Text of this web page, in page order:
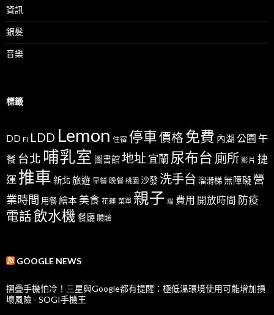
資訊
銀髮
音樂
標籤
DD FI LDD Lemon 住宿 停車價格 免費 內湖 公園 午
餐 台北 哺乳室 圖書館地址宜蘭尿布台 廁所 影片 捷
運 推車 新北旅遊 早餐 晚餐 桃園 沙發 洗手台 溜滑梯無障礙 營
業時間 用餐繪本 美食 花蓮 菜單 親子 貓 費用 開放時間 防疫
電話飲水機 餐廳 體驗
GOOGLE NEWS
摺疊手機怕冷！三星與Google都有提醒：極低溫環境使用可能增加損
壞風險 - SOGI手機王